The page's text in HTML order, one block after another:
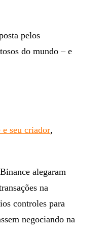
pelos
do mundo – e
e seu criador,
alegaram
na
controles para
negociando na